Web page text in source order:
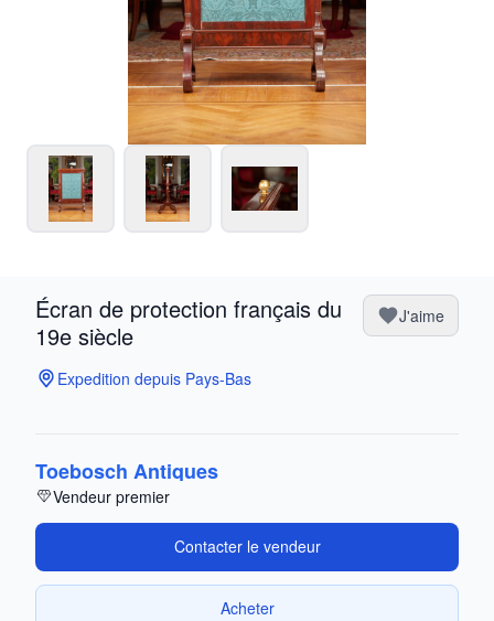
Écran de protection français du
19e siècle
J'aime
Expedition depuis Pays-Bas
Toebosch Antiques
Vendeur premier
Contacter le vendeur
Acheter